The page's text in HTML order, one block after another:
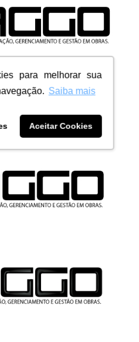
para melhorar sua
Saiba mais
Aceitar Cookies